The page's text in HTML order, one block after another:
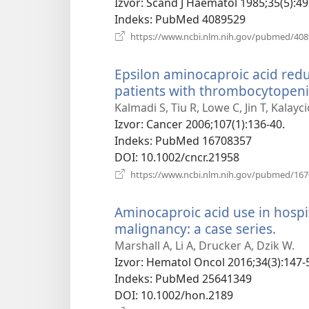
Izvor‎: Scand J Haematol
Indeks‎: PubMed 4089529
https://www.ncbi.nlm.nih.gov/pubmed/
Epsilon aminocaproic acid
patients with
Kalmadi S, Tiu R, Lowe C, Jin T,
Izvor‎: Cancer 2006;107(1):136-40.
Indeks‎: PubMed 16708357
DOI‎: 10.1002/cncr.21958
https://www.ncbi.nlm.nih.gov/pubmed/
Aminocaproic acid use in
malignancy: a case series.
se
novi
Marshall A, Li A, Drucker A, Dzik W.
Izvor‎: Hematol Oncol 2016;34(3):147-
Indeks‎: PubMed 25641349
DOI‎: 10.1002/hon.2189